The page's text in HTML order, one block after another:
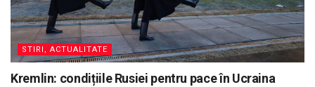
STIRI, ACTUALITATE
Kremlin: condițiile Rusiei pentru pace în Ucraina